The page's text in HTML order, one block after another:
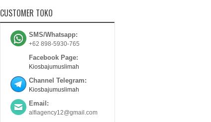
CUSTOMER TOKO
SMS/Whatsapp:
+62 898-5930-765
Facebook Page:
Kiosbajumuslimah
Channel Telegram:
Kiosbajumuslimah
Email:
alfiagency12@gmail.com